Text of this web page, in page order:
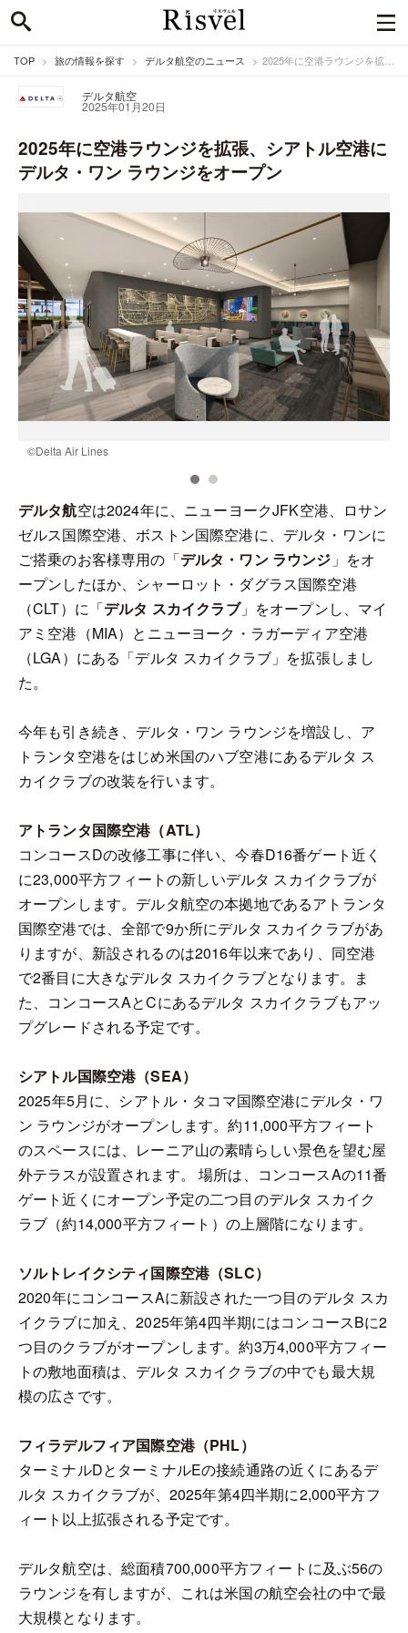
TOP 旅の情報を探す デルタ航空のニュース 2025年に空港ラウンジを拡張、シアトル空港にデルタ・ワン ラウンジをオープン
デルタ航空
2025年01月20日
2025年に空港ラウンジを拡張、シアトル空港に
デルタ・ワン ラウンジをオープン
©️Delta Air Lines
デルタ航空は2024年に、ニューヨークJFK空港、ロサン
ゼルス国際空港、ボストン国際空港に、デルタ・ワンに
ご搭乗のお客様専用の「デルタ・ワン ラウンジ 」をオ
ープンしたほか、シャーロット・ダグラス国際空港
（CLT）に「デルタ スカイクラブ」をオープンし、マイ
アミ空港（MIA）とニューヨーク・ラガーディア空港
（LGA）にある「デルタ スカイクラブ」を拡張しまし
た。
今年も引き続き、デルタ・ワン ラウンジを増設し、ア
トランタ空港をはじめ米国のハブ空港にあるデルタ ス
カイクラブの改装を行います。
アトランタ国際空港（ATL）
コンコースDの改修工事に伴い、今春D16番ゲート近く
に23,000平方フィートの新しいデルタ スカイクラブが
オープンします。デルタ航空の本拠地であるアトランタ
国際空港では、全部で9か所にデルタ スカイクラブがあ
りますが、新設されるのは2016年以来であり、同空港
で2番目に大きなデルタ スカイクラブとなります。ま
た、コンコースAとCにあるデルタ スカイクラブもアッ
プグレードされる予定です。
シアトル国際空港（SEA）
2025年5月に、シアトル・タコマ国際空港にデルタ・ワ
ン ラウンジがオープンします。約11,000平方フィート
のスペースには、レーニア山の素晴らしい景色を望む屋
外テラスが設置されます。 場所は、コンコースAの11番
ゲート近くにオープン予定の二つ目のデルタ スカイク
ラブ（約14,000平方フィート）の上層階になります。
ソルトレイクシティ国際空港（SLC）
2020年にコンコースAに新設された一つ目のデルタ スカ
イクラブに加え、2025年第4四半期にはコンコースBに2
つ目のクラブがオープンします。約3万4,000平方フィー
トの敷地面積は、デルタ スカイクラブの中でも最大規
模の広さです。
フィラデルフィア国際空港（PHL）
ターミナルDとターミナルEの接続通路の近くにあるデ
ルタ スカイクラブが、2025年第4四半期に2,000平方フ
ィート以上拡張される予定です。
デルタ航空は、総面積700,000平方フィートに及ぶ56の
ラウンジを有しますが、これは米国の航空会社の中で最
大規模となります。